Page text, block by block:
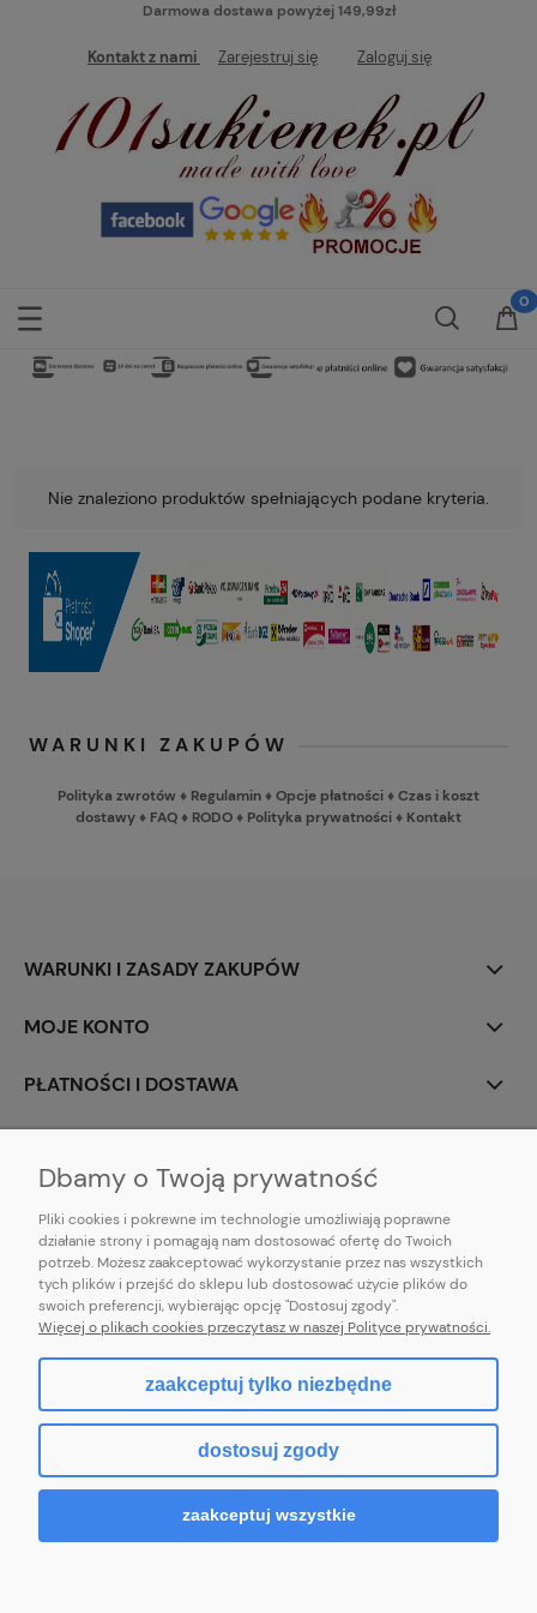
Darmowa dostawa powyżej 149,99zł
Kontakt z nami Zarejestruj się Zaloguj się
Nie znaleziono produktów spełniających podane kryteria.
WARUNKI ZAKUPÓW
Polityka zwrotów ♦ Regulamin♦Opcje płatności♦Czas i koszt
dostawy♦ FAQ♦ RODO♦ Polityka prywatności♦ Kontakt
WARUNKI I ZASADY ZAKUPÓW
MOJE KONTO
PŁATNOŚCI I DOSTAWA
E-mail:pl101sukienek@gmail.com
101sukienek.pl
ul. Piotrkowska 317/11, Łódź 93-035, woj. łódzkie
pokaż pełną wersję strony
Sklep internetowy Shoper.pl
Dbamy o Twoją prywatność
Pliki cookies i pokrewne im technologie umożliwiają poprawne
działanie strony i pomagają nam dostosować ofertę do Twoich
potrzeb. Możesz zaakceptować wykorzystanie przez nas wszystkich
tych plików i przejść do sklepu lub dostosować użycie plików do
swoich preferencji, wybierając opcję "Dostosuj zgody".
Więcej o plikach cookies przeczytasz w naszej Polityce prywatności.
zaakceptuj tylko niezbędne
dostosuj zgody
zaakceptuj wszystkie